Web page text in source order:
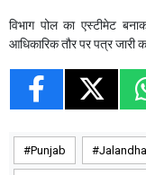
विभाग पोल का एस्टीमेट
आधिकारिक तौर पर पत्र जारी
Punjab